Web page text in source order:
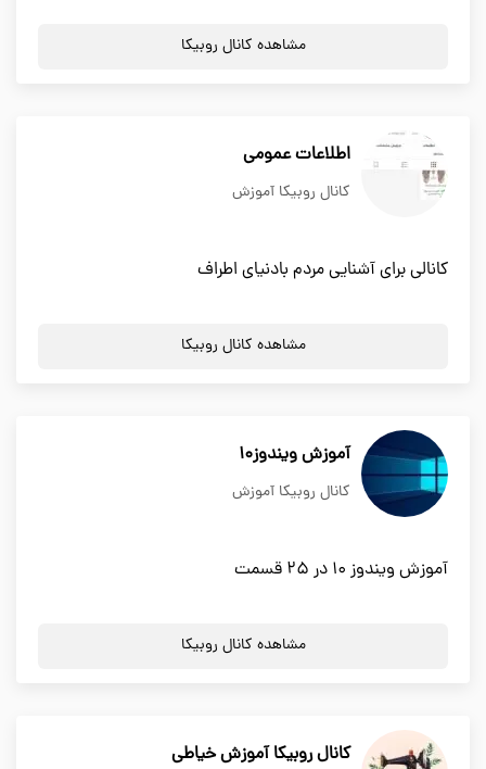
مشاهده کانال روبیکا
اطلاعات عمومی
کانال روبیکا آموزش
کانالی برای آشنایی مردم بادنیای اطراف
مشاهده کانال روبیکا
آموزش ویندوز10
کانال روبیکا آموزش
آموزش ویندوز ۱۰ در ۲۵ قسمت
مشاهده کانال روبیکا
کانال روبیکا آموزش خیاطی